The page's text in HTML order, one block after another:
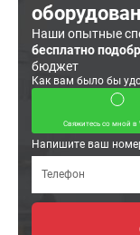
Наши опытные
бесплатно
бюджет
Как вам было бы
Свяжитесь со мной в
Напишите ваш